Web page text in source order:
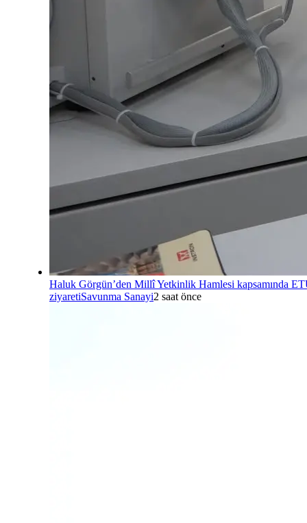
Haluk Görgün’den Millî Yetkinlik Hamlesi kapsamında
ziyaretiSavunma Sanayi2 saat önce